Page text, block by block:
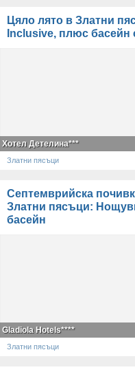
Цяло лято в Златни
Inclusive, плюс басейн
Хотел Детелина***
Златни пясъци
Септемврийска
Златни пясъци:
басейн
Gladiola Hotels****
Златни пясъци